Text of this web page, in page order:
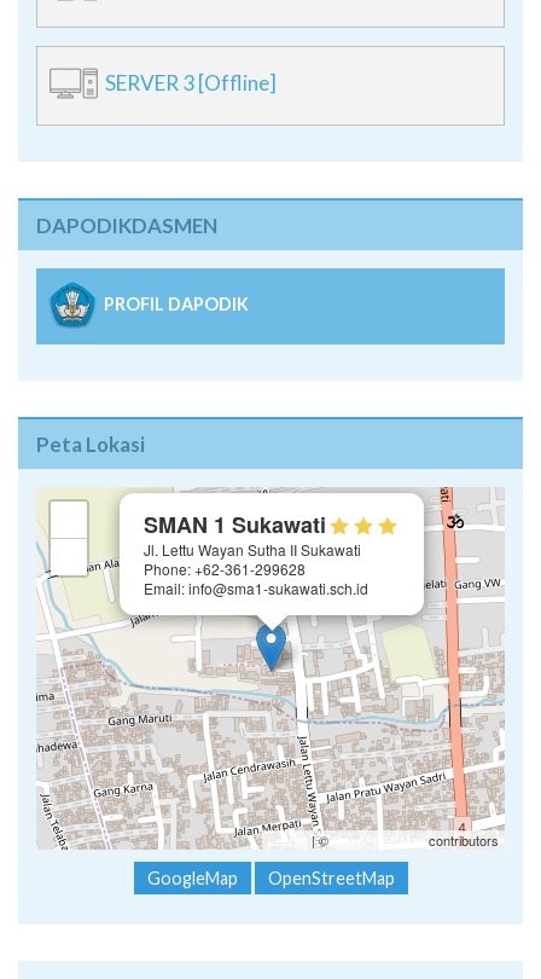
SERVER 3 [Offline]
DAPODIKDASMEN
PROFIL DAPODIK
Peta Lokasi
SMAN 1 Sukawati
Jl. Lettu Wayan Sutha II Sukawati
Phone: +62-361-299628
Email: info@sma1-sukawati.sch.id
Leaflet | ©OpenStreetMap contributors
GoogleMap OpenStreetMap